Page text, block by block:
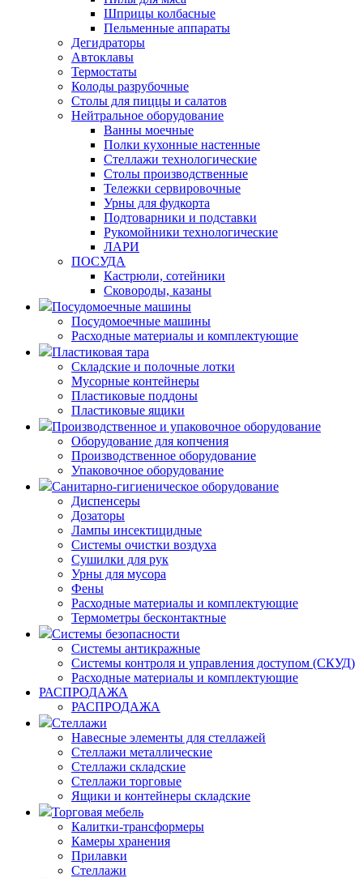
Шприцы колбасные
Пельменные аппараты
Дегидраторы
Автоклавы
Термостаты
Колоды разрубочные
Столы для пиццы и салатов
Нейтральное оборудование
Ванны моечные
Полки кухонные настенные
Стеллажи технологические
Столы производственные
Тележки сервировочные
Урны для фудкорта
Подтоварники и подставки
Рукомойники технологические
ЛАРИ
ПОСУДА
Кастрюли, сотейники
Сковороды, казаны
Посудомоечные машины
Посудомоечные машины
Расходные материалы и комплектующие
Пластиковая тара
Складские и полочные лотки
Мусорные контейнеры
Пластиковые поддоны
Пластиковые ящики
Производственное и упаковочное оборудование
Оборудование для копчения
Производственное оборудование
Упаковочное оборудование
Санитарно-гигиеническое оборудование
Диспенсеры
Дозаторы
Лампы инсектицидные
Системы очистки воздуха
Сушилки для рук
Урны для мусора
Фены
Расходные материалы и комплектующие
Термометры бесконтактные
Системы безопасности
Системы антикражные
Системы контроля и управления доступом (СКУД)
Расходные материалы и комплектующие
РАСПРОДАЖА
РАСПРОДАЖА
Стеллажи
Навесные элементы для стеллажей
Стеллажи металлические
Стеллажи складские
Стеллажи торговые
Ящики и контейнеры складские
Торговая мебель
Калитки-трансформеры
Камеры хранения
Прилавки
Стеллажи